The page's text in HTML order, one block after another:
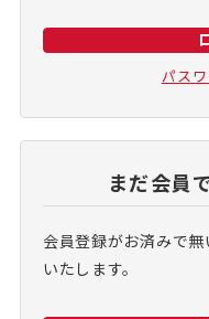
パス
まだ会員
会員登録がお済みで
いたします。